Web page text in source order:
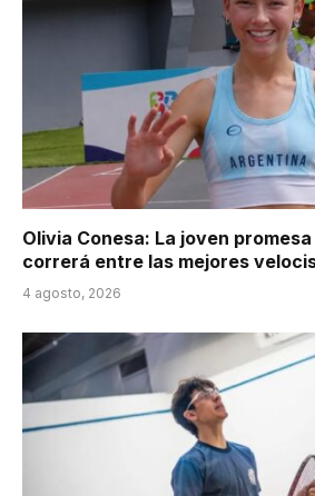
Olivia Conesa: La joven
correrá entre las mejores
4 agosto, 2026